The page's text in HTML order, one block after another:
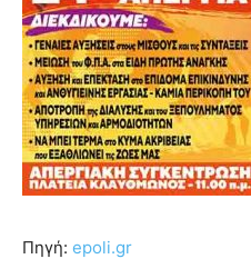
Πηγή: epoli.gr